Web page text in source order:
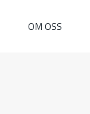
OM OSS